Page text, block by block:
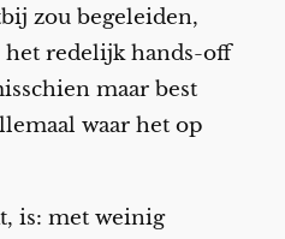
zou begeleiden,
redelijk hands-off
maar best
waar het op
is: met weinig